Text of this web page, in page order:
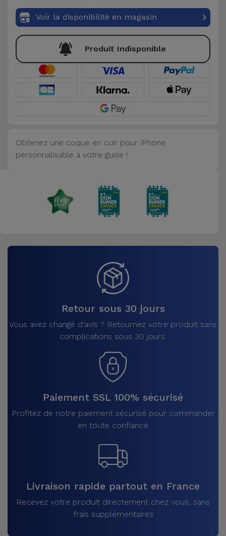
Mobilité,
Auto et
Accessoires
d'ordinateur
Tablette
Voir la disponibilité en magasin
Produit Indisponible
Obtenez une coque en cuir pour iPhone
personnalisable à votre guise !
Retour sous 30 jours
Vous avez changé d'avis ? Retournez votre produit sans
complications sous 30 jours.
Paiement SSL 100% sécurisé
Profitez de notre paiement sécurisé pour commander
en toute confiance
Livraison rapide partout en France
Recevez votre produit directement chez vous, sans
frais supplémentaires